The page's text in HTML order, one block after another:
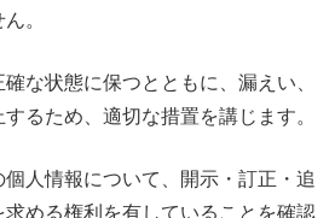
。
な状態に保つとともに、漏えい、
るため、適切な措置を講じます。
人情報について、開示・訂正・追
める権利を有していることを確認